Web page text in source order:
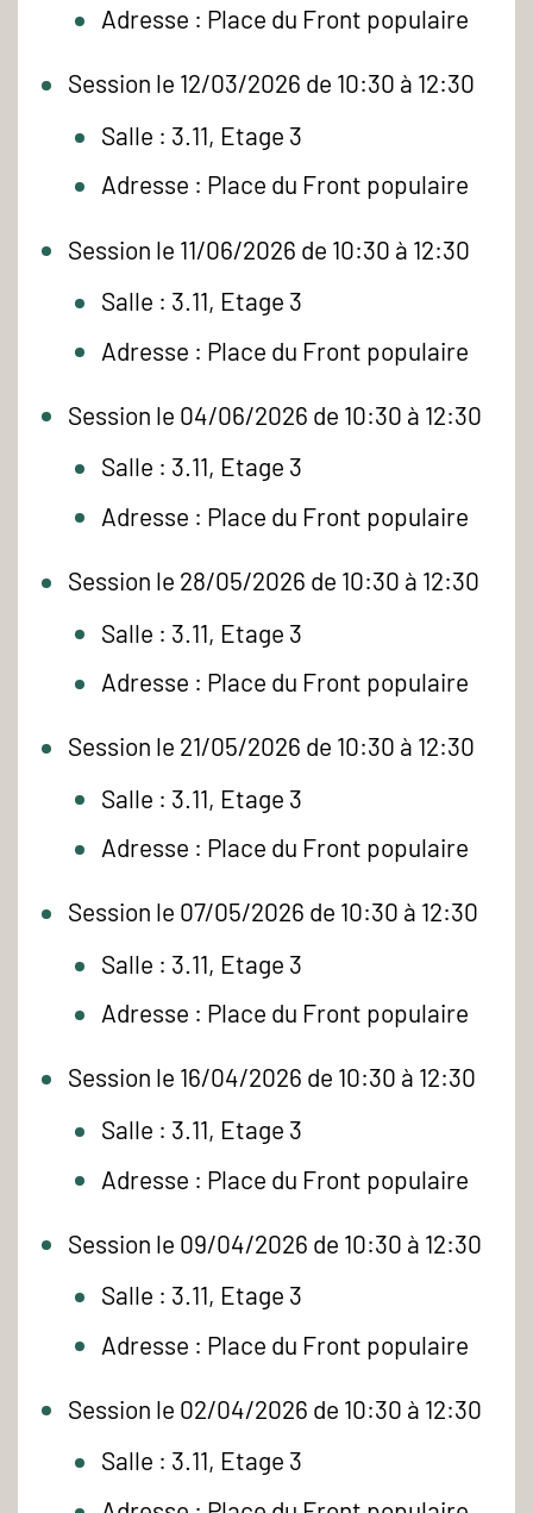
Adresse : Place du Front populaire
Session le 12/03/2026 de 10:30 à 12:30
Salle : 3.11, Etage 3
Adresse : Place du Front populaire
Session le 11/06/2026 de 10:30 à 12:30
Salle : 3.11, Etage 3
Adresse : Place du Front populaire
Session le 04/06/2026 de 10:30 à 12:30
Salle : 3.11, Etage 3
Adresse : Place du Front populaire
Session le 28/05/2026 de 10:30 à 12:30
Salle : 3.11, Etage 3
Adresse : Place du Front populaire
Session le 21/05/2026 de 10:30 à 12:30
Salle : 3.11, Etage 3
Adresse : Place du Front populaire
Session le 07/05/2026 de 10:30 à 12:30
Salle : 3.11, Etage 3
Adresse : Place du Front populaire
Session le 16/04/2026 de 10:30 à 12:30
Salle : 3.11, Etage 3
Adresse : Place du Front populaire
Session le 09/04/2026 de 10:30 à 12:30
Salle : 3.11, Etage 3
Adresse : Place du Front populaire
Session le 02/04/2026 de 10:30 à 12:30
Salle : 3.11, Etage 3